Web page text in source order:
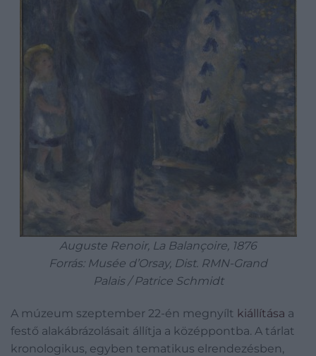
Auguste Renoir, La Balançoire, 1876
Forrás: Musée d’Orsay, Dist. RMN-Grand
Palais / Patrice Schmidt
A múzeum szeptember 22-én megnyílt kiállítása a
festő alakábrázolásait állítja a középpontba. A tárlat
kronologikus, egyben tematikus elrendezésben,